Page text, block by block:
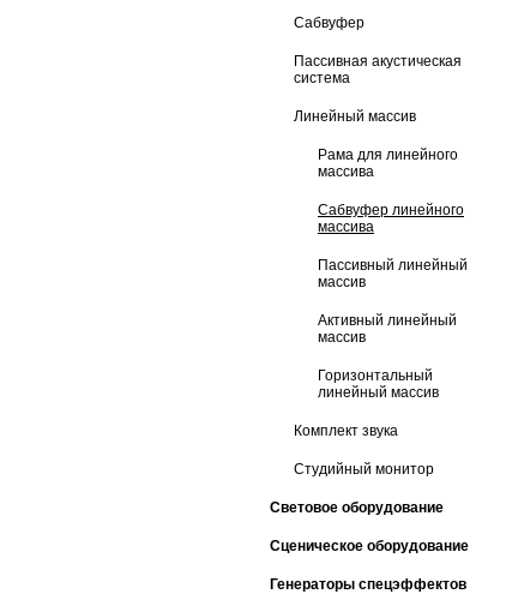
Сабвуфер
Пассивная акустическая
система
Линейный массив
Рама для линейного
массива
Сабвуфер линейного
массива
Пассивный линейный
массив
Активный линейный
массив
Горизонтальный
линейный массив
Комплект звука
Студийный монитор
Световое оборудование
Сценическое оборудование
Генераторы спецэффектов